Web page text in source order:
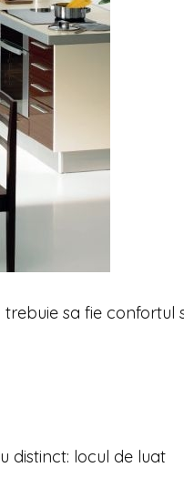
sa fie confortul
distinct: locul de luat